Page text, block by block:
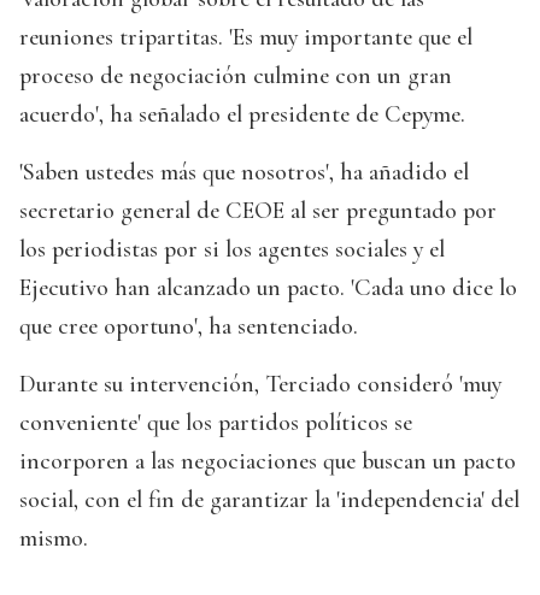
reuniones tripartitas. 'Es muy importante que el
proceso de negociación culmine con un gran
acuerdo', ha señalado el presidente de Cepyme.
'Saben ustedes más que nosotros', ha añadido el
secretario general de CEOE al ser preguntado por
los periodistas por si los agentes sociales y el
Ejecutivo han alcanzado un pacto. 'Cada uno dice lo
que cree oportuno', ha sentenciado.
Durante su intervención, Terciado consideró 'muy
conveniente' que los partidos políticos se
incorporen a las negociaciones que buscan un pacto
social, con el fin de garantizar la 'independencia' del
mismo.